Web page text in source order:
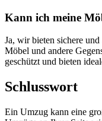
Kann ich meine
Ja, wir bieten sichere
Möbel und andere
geschützt und bieten
Schlusswort
Ein Umzug kann eine